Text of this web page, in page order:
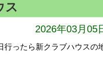
ス
2026年03月05
行ったら新クラブハウスの